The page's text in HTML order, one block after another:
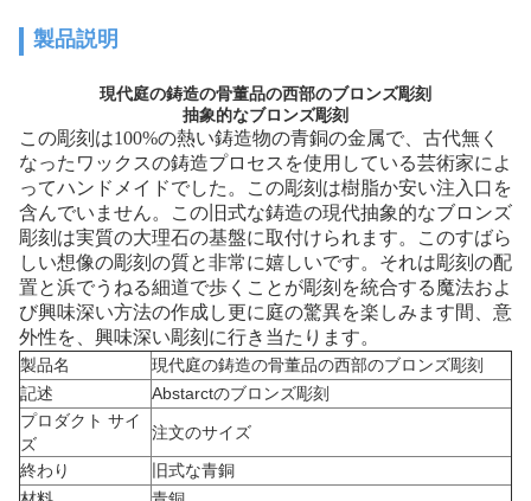
製品説明
現代庭の鋳造の骨董品の西部のブロンズ彫刻
抽象的なブロンズ彫刻
この彫刻は100%の熱い鋳造物の青銅の金属で、古代無く
なったワックスの鋳造プロセスを使用している芸術家によ
ってハンドメイドでした。この彫刻は樹脂か安い注入口を
含んでいません。この旧式な鋳造の現代抽象的なブロンズ
彫刻は実質の大理石の基盤に取付けられます。このすばら
しい想像の彫刻の質と非常に嬉しいです。それは彫刻の配
置と浜でうねる細道で歩くことが彫刻を統合する魔法およ
び興味深い方法の作成し更に庭の驚異を楽しみます間、意
外性を、興味深い彫刻に行き当たります。
製品名
現代庭の鋳造の骨董品の西部のブロンズ彫刻
記述
Abstarctのブロンズ彫刻
プロダクト サイ
ズ
注文のサイズ
終わり
旧式な青銅